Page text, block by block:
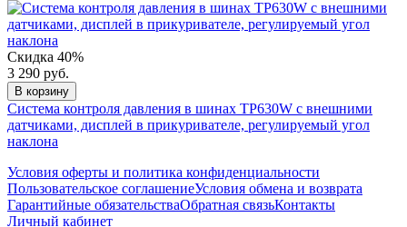
Скидка 40%
3 290 руб.
В корзину
Система контроля давления в шинах TP630W с внешними
датчиками, дисплей в прикуривателе, регулируемый угол
наклона
Условия оферты и политика конфиденциальности
Пользовательское соглашениеУсловия обмена и возврата
Гарантийные обязательстваОбратная связьКонтакты
Личный кабинет